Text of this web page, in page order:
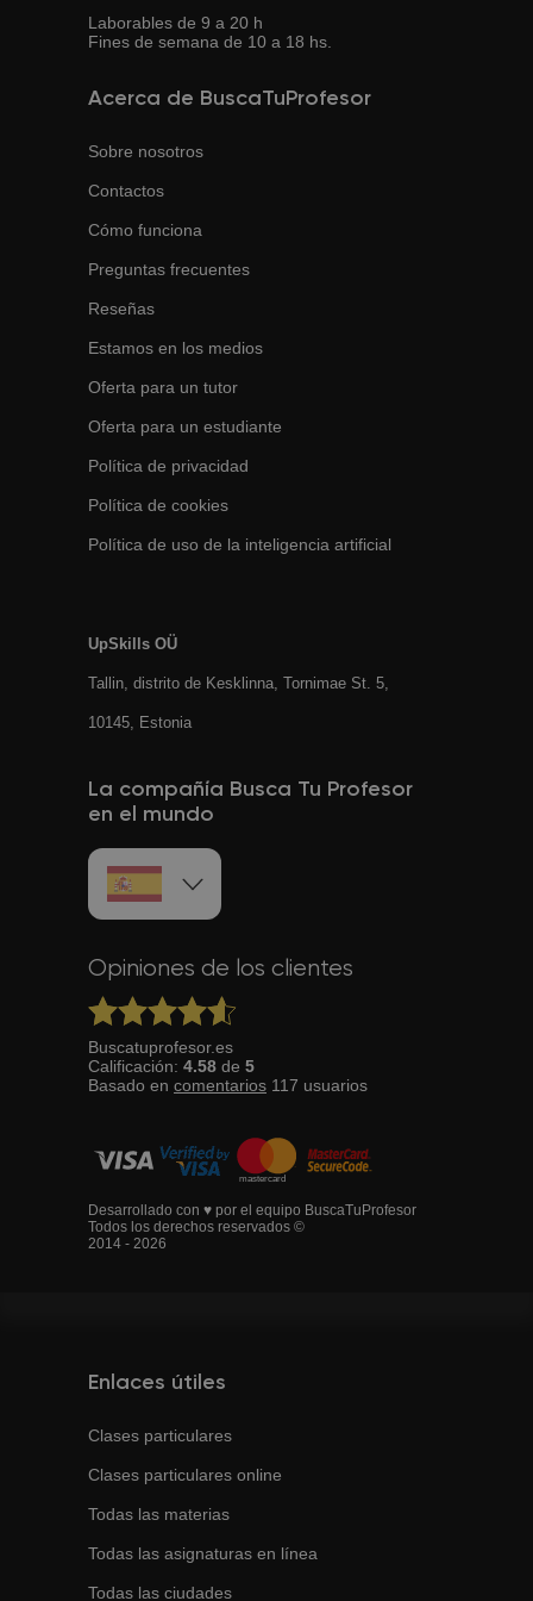
Laborables de 9 a 20 h
Fines de semana de 10 a 18 hs.
Acerca de BuscaTuProfesor
Sobre nosotros
Contactos
Cómo funciona
Preguntas frecuentes
Reseñas
Estamos en los medios
Oferta para un tutor
Oferta para un estudiante
Política de privacidad
Política de cookies
Política de uso de la inteligencia artificial
UpSkills OÜ
Tallin, distrito de Kesklinna, Tornimаe St. 5,
10145, Estonia
La compañía Busca Tu Profesor
en el mundo
Opiniones de los clientes
Buscatuprofesor.es
Calificación: 4.58 de 5
Basado en comentarios 117 usuarios
Desarrollado con ♥ por el equipo BuscaTuProfesor
Todos los derechos reservados ©
2014 - 2026
Enlaces útiles
Clases particulares
Clases particulares online
Todas las materias
Todas las asignaturas en línea
Todas las ciudades